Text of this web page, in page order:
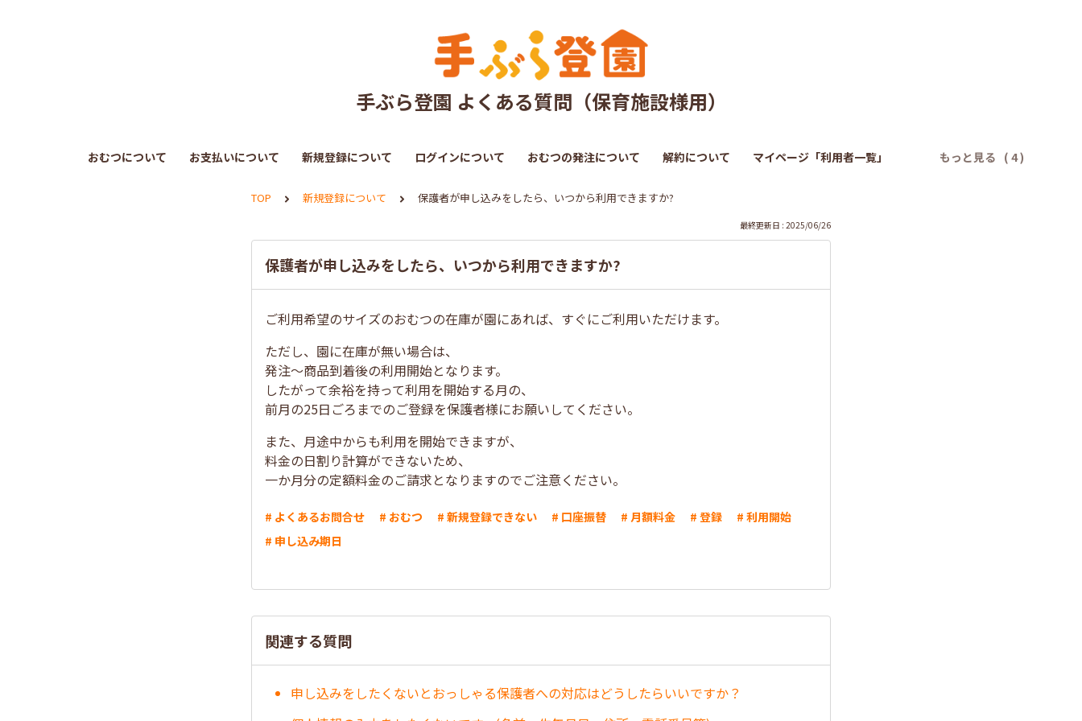
手ぶら登園 よくある質問（保育施設様用）
おむつについて お支払いについて 新規登録について ログインについて おむつの発注について 解約について マイページ「利用者一覧」 もっと見る
TOP 新規登録について 保護者が申し込みをしたら、いつから利用できますか?
最終更新日 : 2025/06/26
保護者が申し込みをしたら、いつから利用できますか?
ご利用希望のサイズのおむつの在庫が園にあれば、すぐにご利用いただけます。
ただし、園に在庫が無い場合は、
発注～商品到着後の利用開始となります。
したがって余裕を持って利用を開始する月の、
前月の25日ごろまでのご登録を保護者様にお願いしてください。
また、月途中からも利用を開始できますが、
料金の日割り計算ができないため、
一か月分の定額料金のご請求となりますのでご注意ください。
# よくあるお問合せ # おむつ # 新規登録できない # 口座振替 # 月額料金 # 登録
# 利用開始
# 申し込み期日
関連する質問
申し込みをしたくないとおっしゃる保護者への対応はどうしたらいいですか？